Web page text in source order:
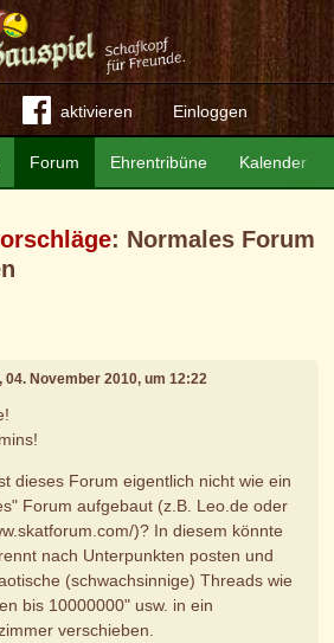
aktivieren Einloggen
Forum Ehrentribüne Kalender
: Normales Forum
, 04. November 2010, um 12:22
dieses Forum eigentlich nicht wie ein
Forum aufgebaut (z.B. Leo.de oder
)? In diesem könnte
nach Unterpunkten posten und
(schwachsinnige) Threads wie
bis 10000000" usw. in ein
verschieben.